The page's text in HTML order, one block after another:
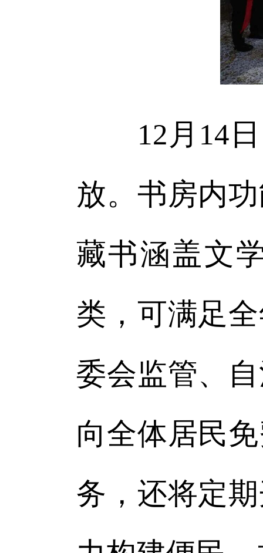
12月14日
放。书房内
藏书涵盖文
类，可满足
委会监管、
向全体居民
务，还将定